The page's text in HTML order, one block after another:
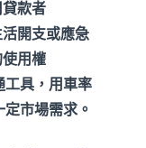
款者
開支或應急
用權
工具，用車率
定市場需求。